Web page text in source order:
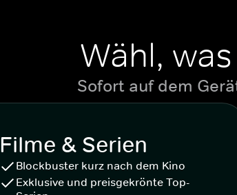
Wähl,
Sofort auf dem
Filme & Serien
Blockbuster kurz nach dem Kino
Exklusive und preisgekrönte Top-